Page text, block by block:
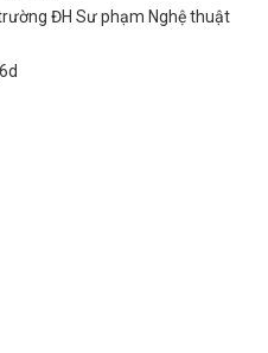
ĐH Sư phạm Nghệ thuật